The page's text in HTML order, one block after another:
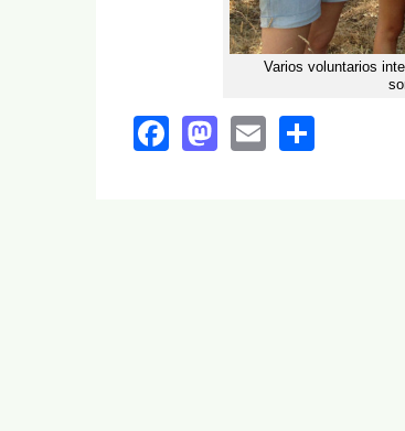
Varios voluntarios
Facebook
Mastodon
Email